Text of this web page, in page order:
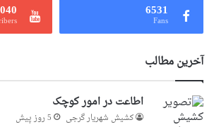
6531
Fans
آخرین مطالب
اطاعت در امور کوچک
کشیش شهریار گرجى 5 روز پیش